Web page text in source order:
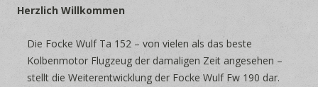
Herzlich Willkommen
Die Focke Wulf Ta 152 – von vielen als das beste
Kolbenmotor Flugzeug der damaligen Zeit angesehen –
stellt die Weiterentwicklung der Focke Wulf Fw 190 dar.